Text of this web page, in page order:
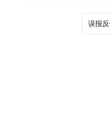
误报